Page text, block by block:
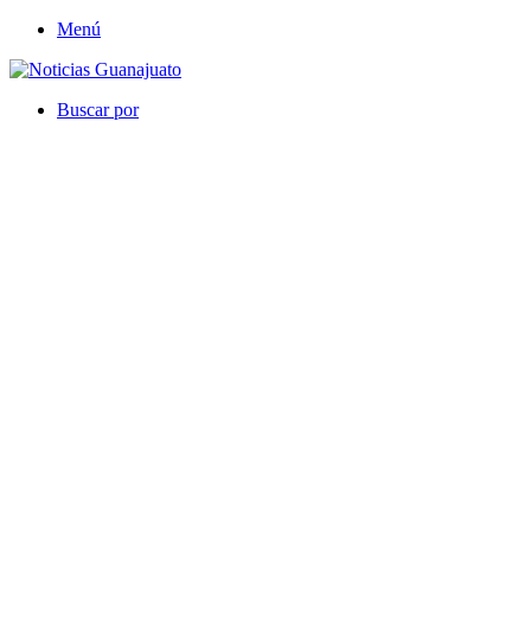
Menú
Buscar por